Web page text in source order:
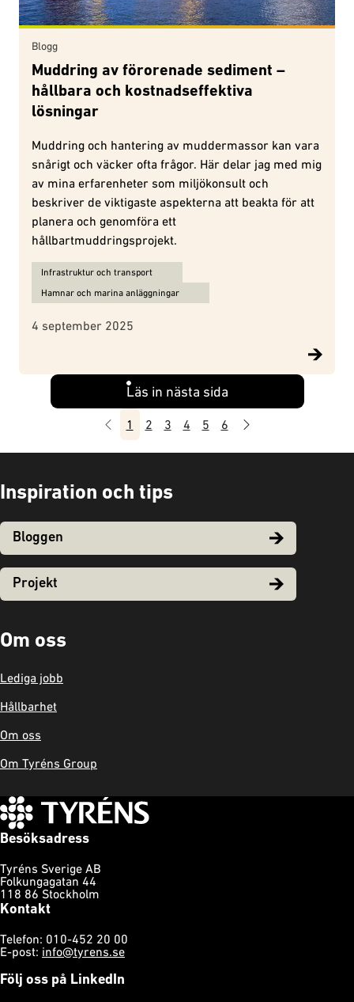
Blogg
Muddring av förorenade sediment –
hållbara och kostnadseffektiva
lösningar
Muddring och hantering av muddermassor kan vara
snårigt och väcker ofta frågor. Här delar jag med mig
av mina erfarenheter som miljökonsult och
beskriver de viktigaste aspekterna att beakta för att
planera och genomföra ett
hållbartmuddringsprojekt.
Ämnen för Muddring av förorenade sediment – hållbara och
Infrastruktur och transport
Hamnar och marina anläggningar
4 september 2025
Läs in nästa sida
Föregående
1 2 3 4 5 6
Inspiration och tips
Bloggen
Projekt
Om oss
Lediga jobb
Hållbarhet
Om oss
Om Tyréns Group
Besöksadress
Tyréns Sverige AB
Folkungagatan 44
118 86 Stockholm
Kontakt
Telefon: 010-452 20 00
E-post: info@tyrens.se
Följ oss på LinkedIn